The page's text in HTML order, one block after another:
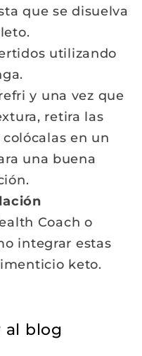
que se disuelva
utilizando
y una vez que
retira las
en un
una buena
Coach o
integrar estas
keto.
al blog